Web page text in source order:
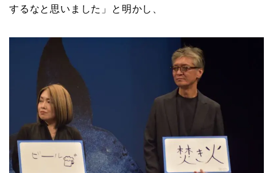
するなと思いました」と明かし、